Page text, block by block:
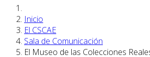
Inicio
El CSCAE
Sala de Comunicación
El Museo de las Colecciones